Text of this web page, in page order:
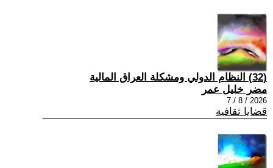
(32) النظام الدولي ومشكلة العراق المالية
مضر خليل عمر
2026 / 8 / 7
قضايا ثقافية